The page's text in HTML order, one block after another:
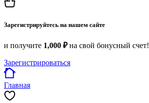
Зарегистрируйтесь на нашем сайте
и получите 1,000 ₽на свой бонусный счет!
Зарегистрироваться
Главная